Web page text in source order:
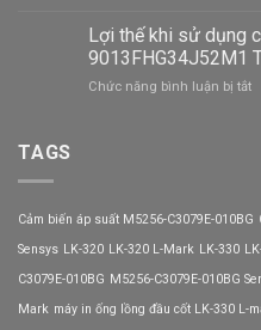
Lợi thế khi sử dụng
9013FHG34J52M1
Chức năng bình luận bị tắtở
TAGS
Cảm biến áp suất M5256-C3079E-010BG
Sensys LK-320 LK-320 L-Mark LK-330
C3079E-010BG M5256-C3079E-010BG
Mark máy in ống lồng đầu cốt LK-330 L-